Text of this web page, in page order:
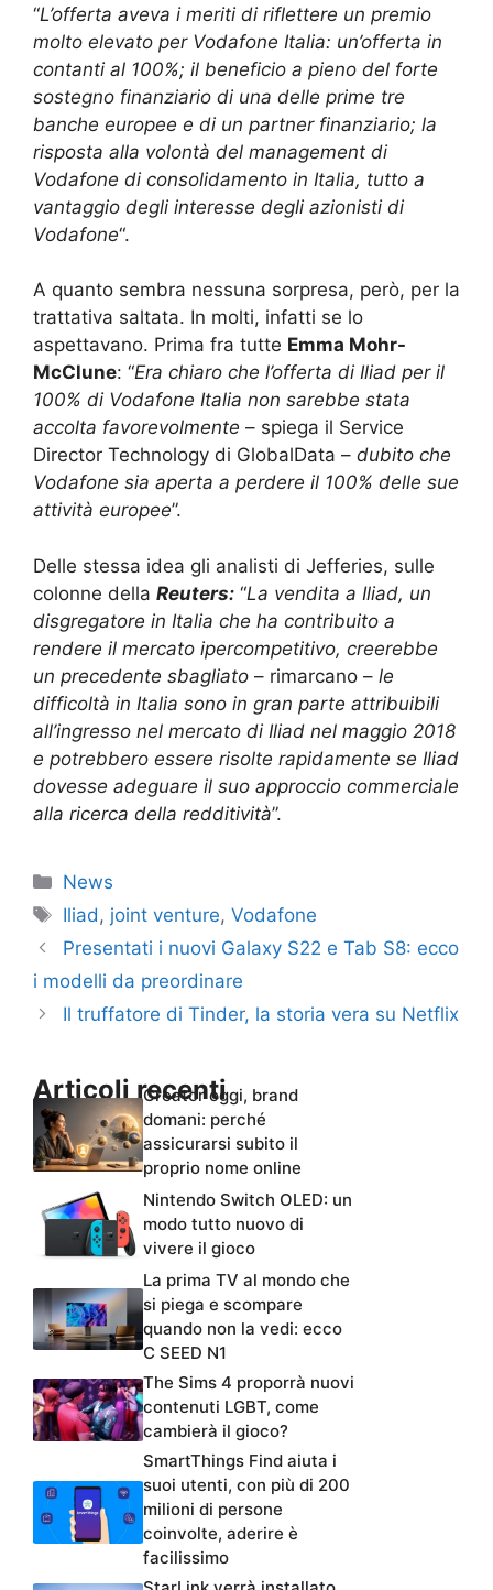
“L’offerta aveva i meriti di riflettere un premio
molto elevato per Vodafone Italia: un’offerta in
contanti al 100%; il beneficio a pieno del forte
sostegno finanziario di una delle prime tre
banche europee e di un partner finanziario; la
risposta alla volontà del management di
Vodafone di consolidamento in Italia, tutto a
vantaggio degli interesse degli azionisti di
Vodafone“.
A quanto sembra nessuna sorpresa, però, per la
trattativa saltata. In molti, infatti se lo
aspettavano. Prima fra tutte Emma Mohr-
McClune: “Era chiaro che l’offerta di Iliad per il
100% di Vodafone Italia non sarebbe stata
accolta favorevolmente – spiega il Service
Director Technology di GlobalData – dubito che
Vodafone sia aperta a perdere il 100% delle sue
attività europee”.
Delle stessa idea gli analisti di Jefferies, sulle
colonne della Reuters: “La vendita a Iliad, un
disgregatore in Italia che ha contribuito a
rendere il mercato ipercompetitivo, creerebbe
un precedente sbagliato – rimarcano – le
difficoltà in Italia sono in gran parte attribuibili
all’ingresso nel mercato di Iliad nel maggio 2018
e potrebbero essere risolte rapidamente se Iliad
dovesse adeguare il suo approccio commerciale
alla ricerca della redditività”.
Categorie
News
Tag
Iliad , joint venture,Vodafone
Presentati i nuovi Galaxy S22 e Tab S8: ecco
i modelli da preordinare
Il truffatore di Tinder, la storia vera su Netflix
Articoli recenti
Creator oggi, brand
domani: perché
assicurarsi subito il
proprio nome online
Nintendo Switch OLED: un
modo tutto nuovo di
vivere il gioco
La prima TV al mondo che
si piega e scompare
quando non la vedi: ecco
C SEED N1
The Sims 4 proporrà nuovi
contenuti LGBT, come
cambierà il gioco?
SmartThings Find aiuta i
suoi utenti, con più di 200
milioni di persone
coinvolte, aderire è
facilissimo